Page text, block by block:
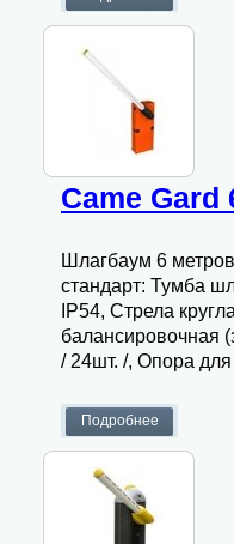
Came Gard
Шлагбаум 6
стандарт: Тумба
IP54, Стрела
балансировочная
/ 24шт. /, Опора